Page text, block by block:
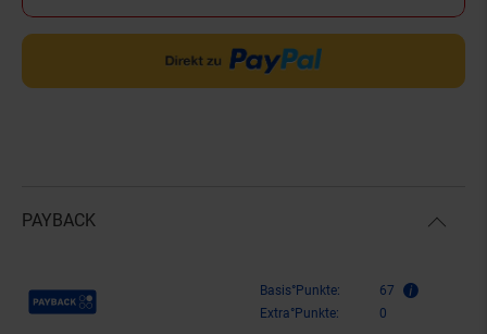
PAYBACK
Payback Punkte Basis°Punkte:
67
Extra°Punkte:
0